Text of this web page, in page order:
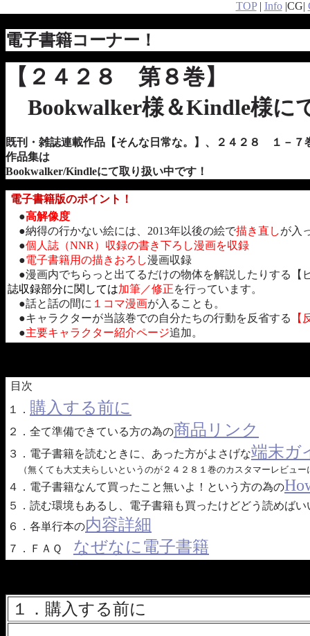
TOP| Info|CG|
電子書籍コーナー！
【２４２８ 第８巻】
Bookwalker様＆Kindle様に
既刊・ 雑誌連載作品【そんな日常な。】 、２４２８ １－７
作品集は
Bookwalker/Kindleにて取り扱い中です！
電子書籍版のポイント！
●高解像度
●納得の行かない絵には、2013年以後の絵で描き直しが入
●個人誌（NNR）収録の書き下ろし漫画を収録
●電子書籍用の描きおろし漫画収録
●漫画内でちらっと出てるだけの物体を解説したりする【
誌収録部分に関しては加筆／修正を行っています。
●話と話の間に １コマ漫画が入ることも。
●キャラクターが当該巻での自分たちの行動を反省する
【
●主要キャラクター紹介ページ追加。
目次
１． 購入する前に
２．全て準備できている方の為の商品リンク
３．電子書籍を読むときに、あった方がよさげな端末ガ
（無くても大丈夫らしいというのが２４２８１巻のカスタマーレビュ
４．電子書籍なんて買ったこと無いよ！という方の為の
５．読む環境もあるし、電子書籍も買ったけどどう読めば
６．各単行本の内容詳細
７．ＦＡＱ なぜなに電子書籍
１．購入する前に